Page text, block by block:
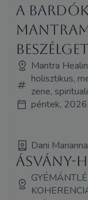
A
Mantra
holisztikus,
zene,
péntek,
Dani Marianna